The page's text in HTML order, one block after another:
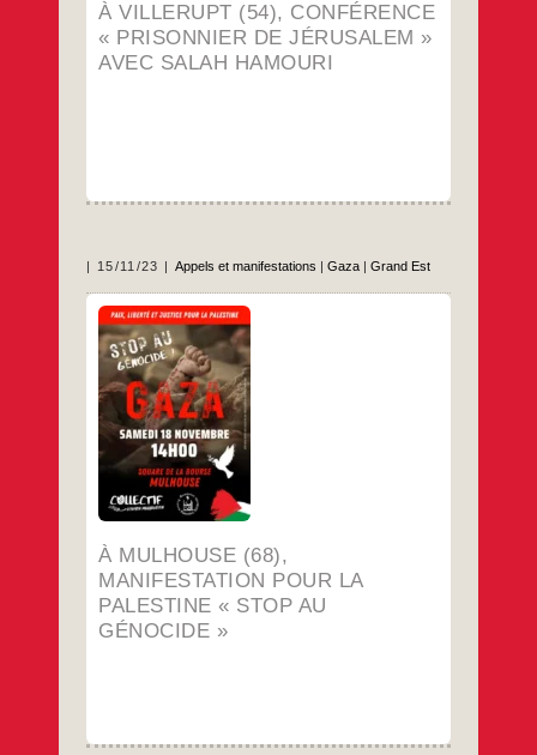
À VILLERUPT (54), CONFÉRENCE
« PRISONNIER DE JÉRUSALEM »
AVEC SALAH HAMOURI
15/11/23 Appels et manifestations | Gaza| Grand Est
À MULHOUSE (68),
MANIFESTATION POUR LA
PALESTINE « STOP AU
GÉNOCIDE »
Samedi 18 novembre 14h square de la